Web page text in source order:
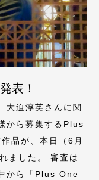
表！
大迫淳英さんに関
から募集するPlus
品が、本日（6月
ました。 審査は
から「Plus One